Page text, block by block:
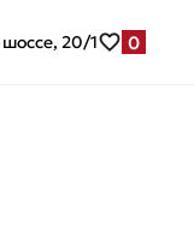
шоссе, 20/1 0